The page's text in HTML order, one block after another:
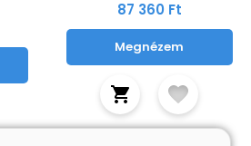
87 360 Ft
Megnézem